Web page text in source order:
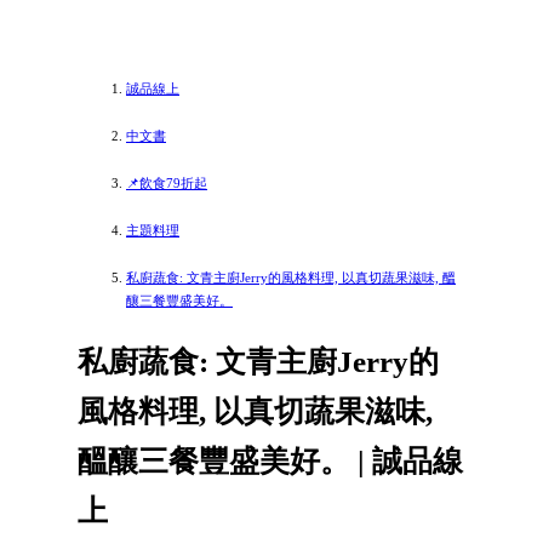
誠品線上
中文書
📌飲食79折起
主題料理
私廚蔬食: 文青主廚Jerry的風格料理, 以真切蔬果滋味, 醞
釀三餐豐盛美好。
私廚蔬食: 文青主廚Jerry的
風格料理, 以真切蔬果滋味,
醞釀三餐豐盛美好。 | 誠品線
上